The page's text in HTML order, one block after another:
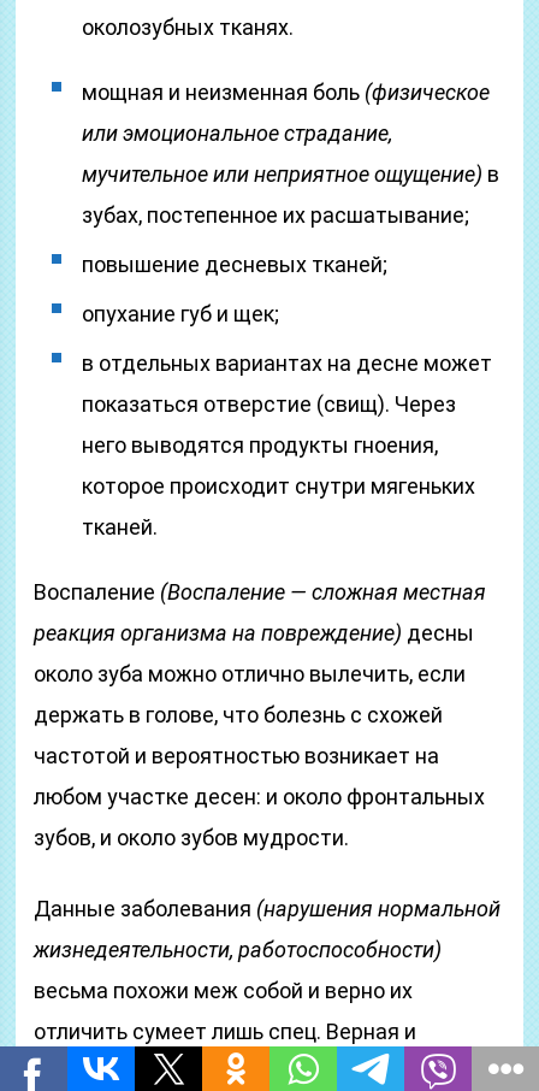
околозубных тканях.
мощная и неизменная боль (физическое
или эмоциональное страдание,
мучительное или неприятное ощущение) в
зубах, постепенное их расшатывание;
повышение десневых тканей;
опухание губ и щек;
в отдельных вариантах на десне может
показаться отверстие (свищ). Через
него выводятся продукты гноения,
которое происходит снутри мягеньких
тканей.
Воспаление (Воспаление — сложная местная
реакция организма на повреждение) десны
около зуба можно отлично вылечить, если
держать в голове, что болезнь с схожей
частотой и вероятностью возникает на
любом участке десен: и около фронтальных
зубов, и около зубов мудрости.
Данные заболевания (нарушения нормальной
жизнедеятельности, работоспособности)
весьма похожи меж собой и верно их
отличить сумеет лишь спец. Верная и
своевременная диагностика
(процесс